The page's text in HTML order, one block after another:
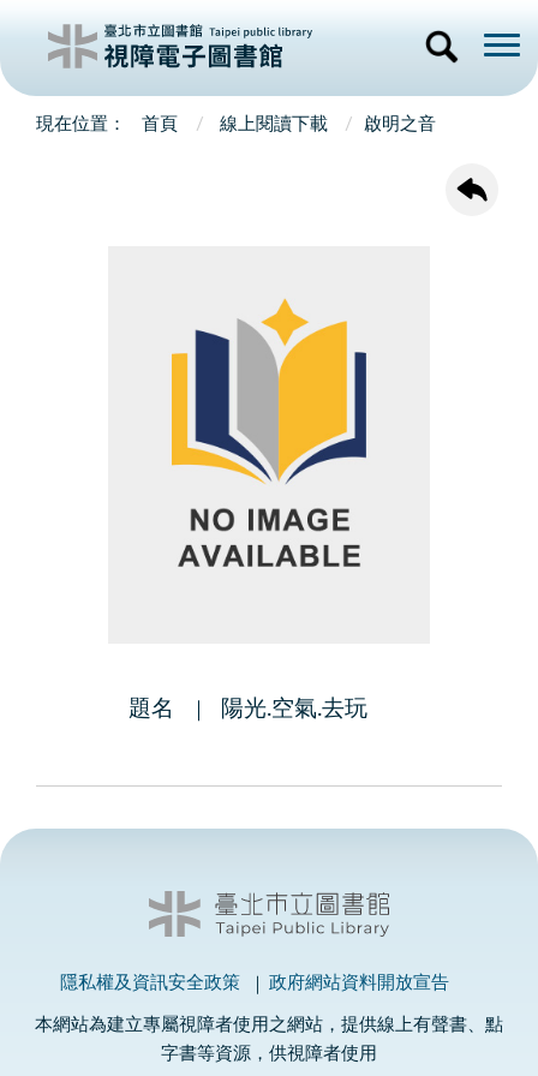
首頁 線上閱讀下載 啟明之音
題名 陽光.空氣.去玩
隱私權及資訊安全政策 政府網站資料開放宣告
本網站為建立專屬視障者使用之網站，提供線上有聲書、點
字書等資源，供視障者使用